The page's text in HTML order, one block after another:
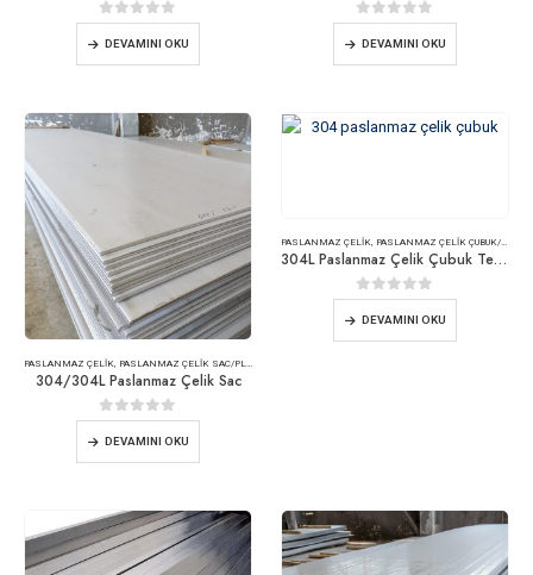
05 üzerinden
DEVAMINI OKU
05 üzerinden
DEVAMINI OKU
PASLANMAZ ÇELIK, PASLANMAZ ÇELIK SAC/PLAKA
304/304L Paslanmaz Çelik Sac
05 üzerinden
DEVAMINI OKU
PASLANMAZ ÇELIK, PASLANMAZ ÇELIK ÇUBUK/ÇUBUK
304L Paslanmaz Çelik Çubuk Tedarikçisi
05 üzerinden
DEVAMINI OKU